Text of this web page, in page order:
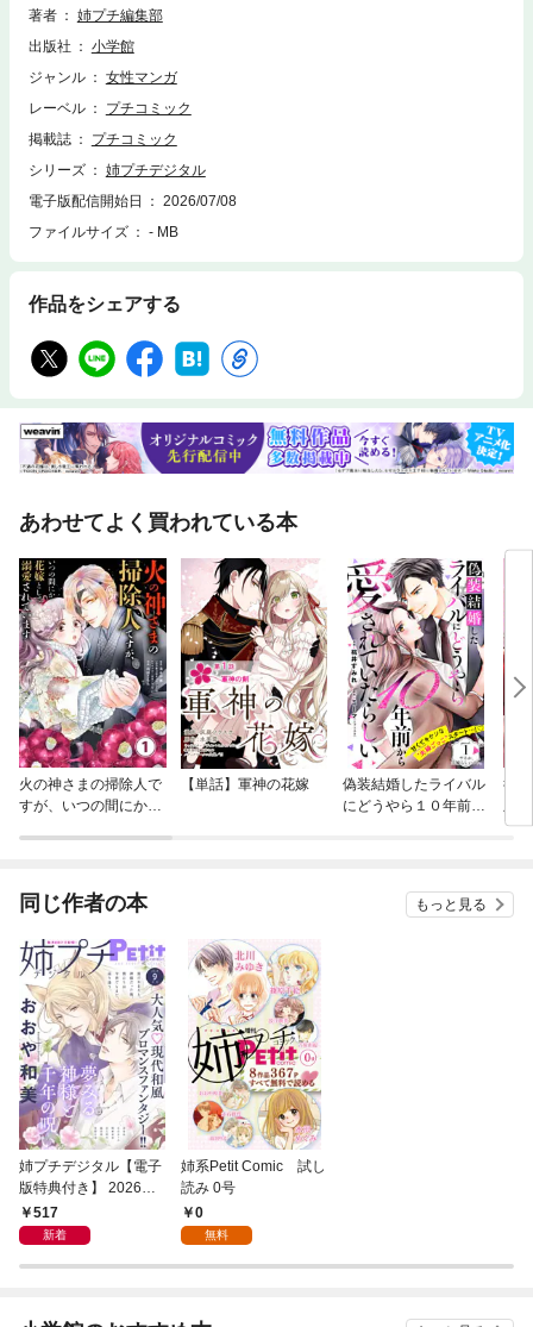
とむ 『今宵もお待ちしております』北川みゆき 『真綿の檻』尾崎衣
タル限定】『堕悪魔ルシェルの禁断の誘惑』長江朋美 【再録】『悪し妻か
たり』大海とむ 名作PICK UP『蜜夜婚～付喪神の嫁御寮～』大海とむ
チ」デジタル版では、紙版と一部内容が異なる場合があります。ご了承く
ださいませ。
著者
姉プチ編集部
出版社
小学館
ジャンル
女性マンガ
レーベル
プチコミック
掲載誌
プチコミック
シリーズ
姉プチデジタル
電子版配信開始日
2026/07/08
ファイルサイズ
- MB
作品をシェアする
あわせてよく買われている本
火の神さまの掃除人で
すが、いつの間にか花
【単話】軍神の花嫁
偽装結婚したライバル
にどうやら１０年前か
後
版】
同じ作者の本 もっと見る
姉プチデジタル【電子
版特典付き】 2026年9
月号（2026年8月7日
発売）
517
新着
姉系Petit Comic 試し
読み 0号
0
無料